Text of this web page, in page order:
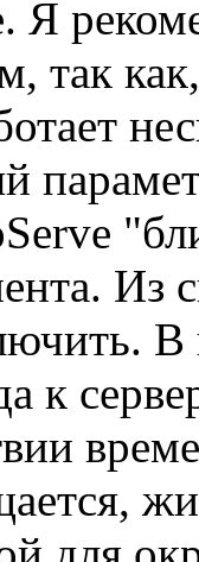
Я
так
Из
В
к